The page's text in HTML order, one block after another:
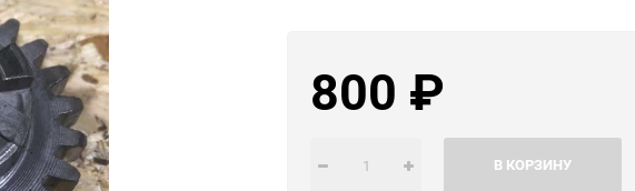
800 ₽
В КОРЗИНУ